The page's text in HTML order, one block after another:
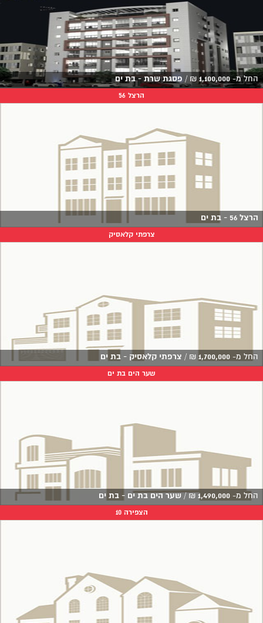
החל מ-1,100,000
₪
/ פסגת שרת - בת ים
הרצל 56
הרצל 56 - בת ים
צרפתי קלאסיק
החל מ- 1,700,000
₪
/ צרפתי קלאסיק - בת ים
שער הים בת ים
החל מ- 1,490,000
₪
/ שער הים בת ים - בת ים
הצפירה 10